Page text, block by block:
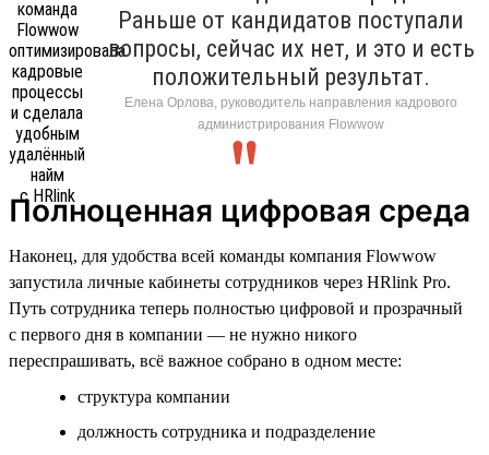
Раньше от кандидатов поступали
вопросы, сейчас их нет, и это и есть
положительный результат.
Елена Орлова, руководитель направления кадрового
администрирования Flowwow
Полноценная цифровая среда
Наконец, для удобства всей команды компания Flowwow
запустила личные кабинеты сотрудников через HRlink Pro.
Путь сотрудника теперь полностью цифровой и прозрачный
с первого дня в компании — не нужно никого
переспрашивать, всё важное собрано в одном месте:
структура компании
должность сотрудника и подразделение